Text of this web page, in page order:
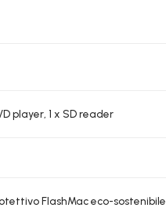
player, 1 x SD reader
FlashMac eco-sostenibile